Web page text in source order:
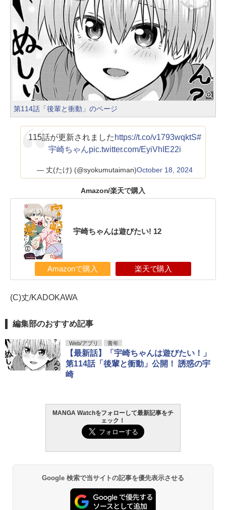
第114話「後輩と衝動」のページ
115話が更新されました https://t.co/v1793wqktS#
宇崎ちゃんpic.twitter.com/EyiVhIE22i
— 丈(たけ) (@syokumutaiman)October 18, 2024
Amazon/楽天で購入
宇崎ちゃんは遊びたい! 12
Amazonで購入 楽天で購入
(C)丈/KADOKAWA
編集部のおすすめ記事
Web/アプリ 青年
【最新話】「宇崎ちゃんは遊びたい！」
第114話「後輩と衝動」公開！ 誘惑の宇
崎
MANGA Watchをフォローして最新記事をチ
ェック！
Google 検索で当サイトの記事を優先表示させる